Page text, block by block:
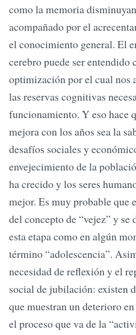
como la memoria
acompañado por el
el conocimiento general. El
cerebro puede ser entendido
optimización por el cual nos
las reservas cognitivas
funcionamiento. Y eso hace
mejora con los años sea la
desafíos sociales y
envejecimiento de la
ha crecido y los seres
mejor. Es muy probable que
del concepto de “vejez” y
esta etapa como en algún
término “adolescencia”.
necesidad de reflexión y el
social de jubilación: existen
que muestran un deterioro
el proceso que va de la